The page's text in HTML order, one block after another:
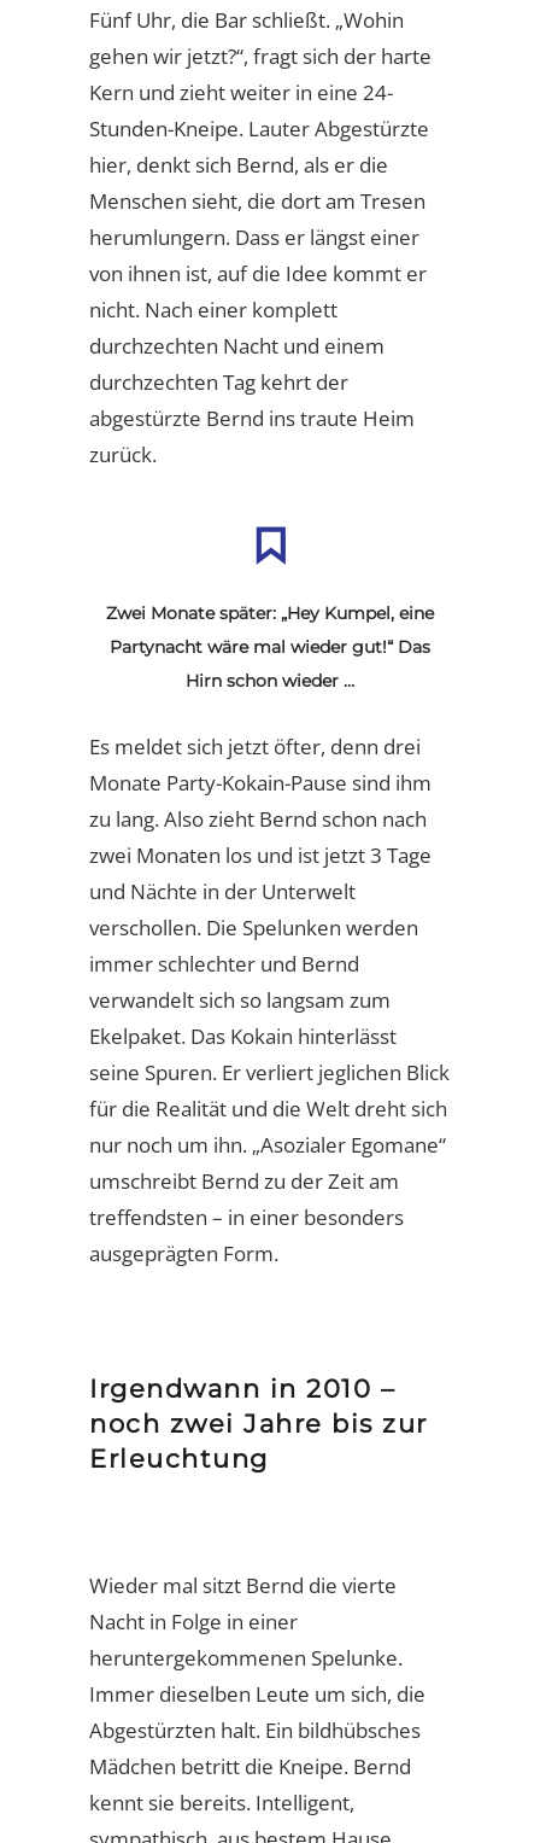
Fünf Uhr, die Bar schließt. „Wohin
gehen wir jetzt?“, fragt sich der harte
Kern und zieht weiter in eine 24-
Stunden-Kneipe. Lauter Abgestürzte
hier, denkt sich Bernd, als er die
Menschen sieht, die dort am Tresen
herumlungern. Dass er längst einer
von ihnen ist, auf die Idee kommt er
nicht. Nach einer komplett
durchzechten Nacht und einem
durchzechten Tag kehrt der
abgestürzte Bernd ins traute Heim
zurück.
Zwei Monate später: „Hey Kumpel, eine
Partynacht wäre mal wieder gut!“ Das
Hirn schon wieder …
Es meldet sich jetzt öfter, denn drei
Monate Party-Kokain-Pause sind ihm
zu lang. Also zieht Bernd schon nach
zwei Monaten los und ist jetzt 3 Tage
und Nächte in der Unterwelt
verschollen. Die Spelunken werden
immer schlechter und Bernd
verwandelt sich so langsam zum
Ekelpaket. Das Kokain hinterlässt
seine Spuren. Er verliert jeglichen Blick
für die Realität und die Welt dreht sich
nur noch um ihn. „Asozialer Egomane“
umschreibt Bernd zu der Zeit am
treffendsten – in einer besonders
ausgeprägten Form.
Irgendwann in 2010 –
noch zwei Jahre bis zur
Erleuchtung
Wieder mal sitzt Bernd die vierte
Nacht in Folge in einer
heruntergekommenen Spelunke.
Immer dieselben Leute um sich, die
Abgestürzten halt. Ein bildhübsches
Mädchen betritt die Kneipe. Bernd
kennt sie bereits. Intelligent,